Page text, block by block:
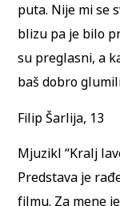
puta. Nije mi se
blizu pa je bilo
su preglasni, a
baš dobro
Filip Šarlija, 13
Mjuzikl “Kralj
Predstava je
filmu. Za mene